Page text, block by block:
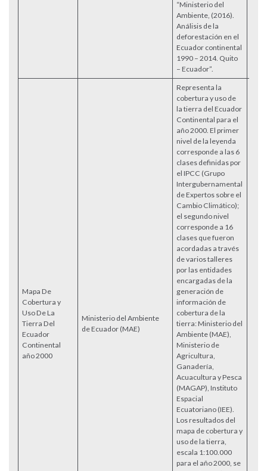
“Ministerio del
Ambiente, (2016).
Análisis de la
deforestación en el
Ecuador continental
1990 – 2014. Quito
– Ecuador”.
Mapa De
Cobertura y
Uso De La
Tierra Del
Ecuador
Continental
año 2000
Ministerio del Ambiente
de Ecuador (MAE)
Representa la
cobertura y uso de
la tierra del Ecuador
Continental para el
año 2000. El primer
nivel de la leyenda
corresponde a las 6
clases definidas por
el IPCC (Grupo
Intergubernamental
de Expertos sobre el
Cambio Climático);
el segundo nivel
corresponde a 16
clases que fueron
acordadas a través
de varios talleres
por las entidades
encargadas de la
generación de
información de
cobertura de la
tierra: Ministerio del
Ambiente (MAE),
Ministerio de
Agricultura,
Ganadería,
Acuacultura y Pesca
(MAGAP), Instituto
Espacial
Ecuatoriano (IEE).
Los resultados del
mapa de cobertura y
uso de la tierra,
escala 1:100.000
para el año 2000, se